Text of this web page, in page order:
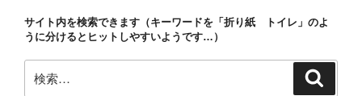
ン
サイト内を検索できます（キーワードを「折り紙 トイレ」のよ
うに分けるとヒットしやすいようです…）
索: